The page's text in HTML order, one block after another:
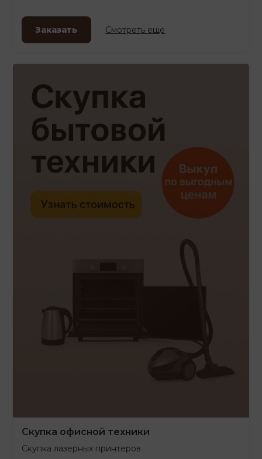
Заказать Смотреть еще
Скупка офисной техники
Скупка лазерных принтеров